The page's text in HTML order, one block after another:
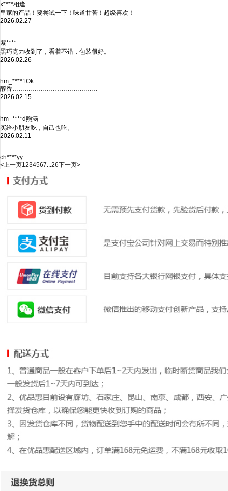
x****相逢
皇家的产品！要尝试一下！味道甘苦！超级喜欢！
2026.02.27
紫****
黑巧克力收到了，看着不错，包装很好。
2026.02.26
hm_****1Ok
醇香……………………………………
2026.02.15
hm_****d煦涵
买给小朋友吃，自己也吃。
2026.02.11
ch****yy
<上一页1234567...26下一页>